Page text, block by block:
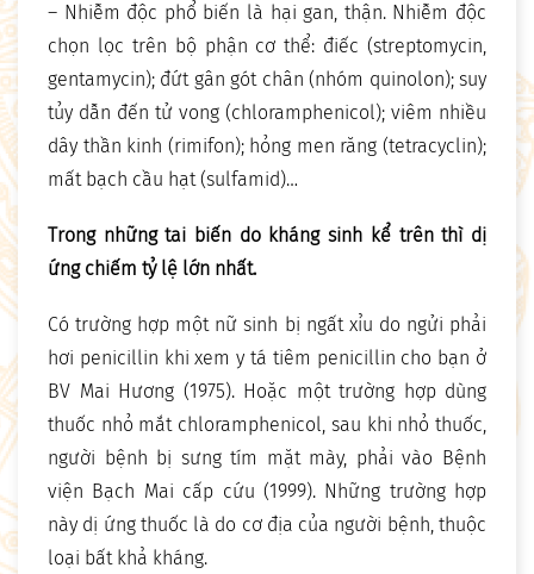
– Nhiễm độc phổ biến là hại gan, thận. Nhiễm độc
chọn lọc trên bộ phận cơ thể: điếc (streptomycin,
gentamycin); đứt gân gót chân (nhóm quinolon); suy
tủy dẫn đến tử vong (chloramphenicol); viêm nhiều
dây thần kinh (rimifon); hỏng men răng (tetracyclin);
mất bạch cầu hạt (sulfamid)…
Trong những tai biến do kháng sinh kể trên thì dị
ứng chiếm tỷ lệ lớn nhất.
Có trường hợp một nữ sinh bị ngất xỉu do ngửi phải
hơi penicillin khi xem y tá tiêm penicillin cho bạn ở
BV Mai Hương (1975). Hoặc một trường hợp dùng
thuốc nhỏ mắt chloramphenicol, sau khi nhỏ thuốc,
người bệnh bị sưng tím mặt mày, phải vào Bệnh
viện Bạch Mai cấp cứu (1999). Những trường hợp
này dị ứng thuốc là do cơ địa của người bệnh, thuộc
loại bất khả kháng.